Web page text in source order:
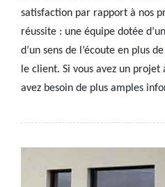
satisfaction par rapport à nos
réussite : une équipe dotée
d’un sens de l’écoute en plus
le client. Si vous avez un projet
avez besoin de plus amples